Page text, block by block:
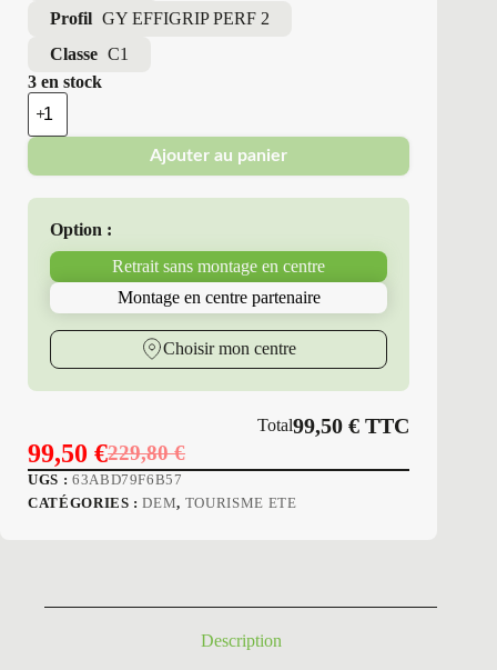
Profil GY EFFIGRIP PERF 2
Classe C1
3 en stock
quantité
de
Good
-
Demonte
205/50R17
EFFIGRIP
PERF
Ajouter au panier
Option :
Retrait sans montage en centre
Montage en centre partenaire
Choisir mon centre
Total99,50€ TTC
229,80€
Le
prix
99,50 €Le
prix
UGS : 63ABD79F6B57
CATÉGORIES :DEM, TOURISME ETE
Description